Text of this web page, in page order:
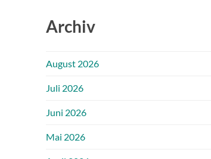
Archiv
August 2026
Juli 2026
Juni 2026
Mai 2026